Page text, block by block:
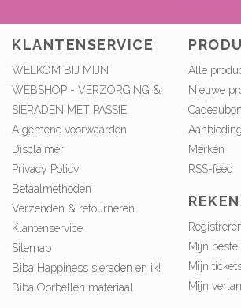
KLANTENSERVICE
WELKOM BIJ MIJN
WEBSHOP - VERZORGING &
SIERADEN MET PASSIE
Algemene voorwaarden
Disclaimer
Privacy Policy
Betaalmethoden
Verzenden & retourneren
Klantenservice
Sitemap
Biba Happiness sieraden en ik!
Biba Oorbellen materiaal
Alle
Nieuwe
Merken
RSS-feed
Mijn
Mijn
Mijn